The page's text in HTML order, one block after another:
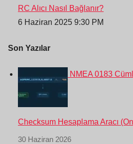
RC Alıcı Nasıl Bağlanır?
6 Haziran 2025 9:30 PM
Son Yazılar
NMEA 0183
Checksum Hesaplama Aracı
30 Haziran 2026